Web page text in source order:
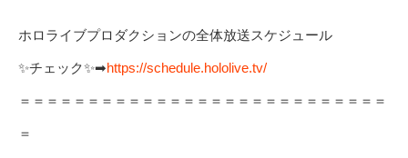
ホロライブプロダクションの全体放送スケジュール
✨チェック✨➡https://schedule.hololive.tv/
＝＝＝＝＝＝＝＝＝＝＝＝＝＝＝＝＝＝＝＝＝＝＝＝＝＝＝
＝